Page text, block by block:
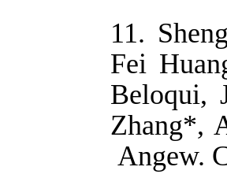
11.
Fei
Beloqui,
Zhang*,
Angew.